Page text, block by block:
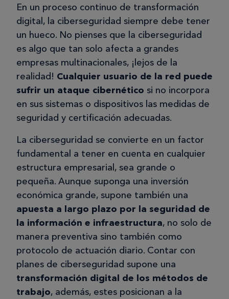
En un proceso continuo de transformación
digital, la ciberseguridad siempre debe tener
un hueco. No pienses que la ciberseguridad
es algo que tan solo afecta a grandes
empresas multinacionales, ¡lejos de la
realidad! Cualquier usuario de la red puede
sufrir un ataque cibernético si no incorpora
en sus sistemas o dispositivos las medidas de
seguridad y certificación adecuadas.
La ciberseguridad se convierte en un factor
fundamental a tener en cuenta en cualquier
estructura empresarial, sea grande o
pequeña. Aunque suponga una inversión
económica grande, supone también una
apuesta a largo plazo por la seguridad de
la información e infraestructura, no solo de
manera preventiva sino también como
protocolo de actuación diario. Contar con
planes de ciberseguridad supone una
transformación digital de los métodos de
trabajo, además, estes posicionan a la